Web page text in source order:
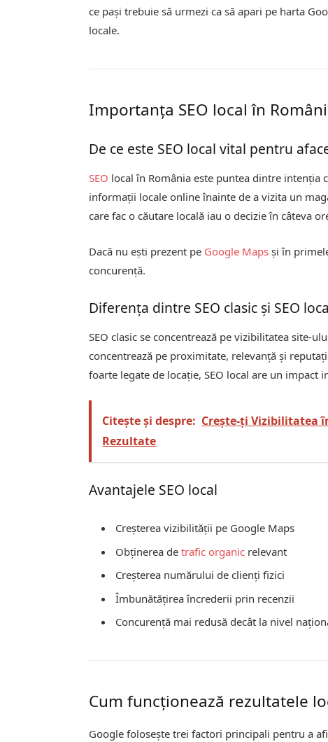
ce pași trebuie să urmezi ca să apari pe harta
locale.
Importanța SEO local în
De ce este SEO local vital pentru
SEO local în România este puntea dintre
informații locale online înainte de a vizita un
care fac o căutare locală iau o decizie în câteva
Dacă nu ești prezent pe Google Maps și în
concurență.
Diferența dintre SEO clasic și SEO
SEO clasic se concentrează pe vizibilitatea site-
concentrează pe proximitate, relevanță și
foarte legate de locație, SEO local are un impact
Citește și despre: Crește-ți Vizibilitatea
Rezultate
Avantajele SEO local
Creșterea vizibilității pe Google Maps
Obținerea detrafic organic relevant
Creșterea numărului de clienți fizici
Îmbunătățirea încrederii prin recenzii
Concurență mai redusă decât la nivel
Cum funcționează rezultatele
Google folosește trei factori principali pentru a